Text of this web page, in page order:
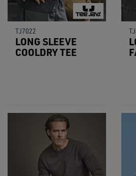
TJ7022
LONG SLEEVE
COOLDRY TEE